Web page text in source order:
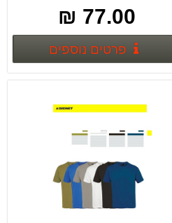
77.00 ₪
פרטים נוספיםפרטים